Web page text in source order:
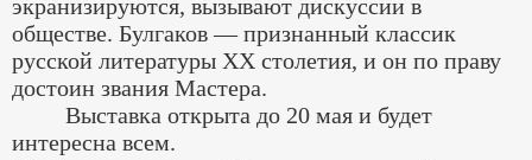
экранизируются, вызывают дискуссии в
обществе. Булгаков — признанный классик
русской литературы ХХ столетия, и он по праву
достоин звания Мастера.
Выставка открыта до 20 мая и будет
интересна всем.